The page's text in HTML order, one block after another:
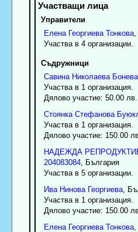
Управители
Елена Георгиева Тонкова,
Участва в 4 организации.
Съдружници
Савина Николаева Бонева
Участва в 1 организация.
Дялово участие: 50.00 лв.
Стоянка Стефанова
Участва в 1 организация.
Дялово участие: 150.00
НАДЕЖДА
204083084, България
Участва в 5 организации.
Ива Нинова Георгиева,
Участва в 1 организация.
Дялово участие: 150.00
Елена Георгиева Тонкова,